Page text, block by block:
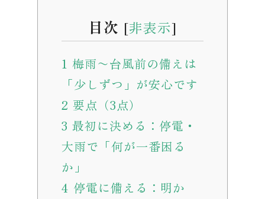
目次 [非表示]
1 梅雨〜台風前の備えは
「少しずつ」が安心です
2 要点（3点）
3 最初に決める：停電・
大雨で「何が一番困る
か」
4 停電に備える：明か